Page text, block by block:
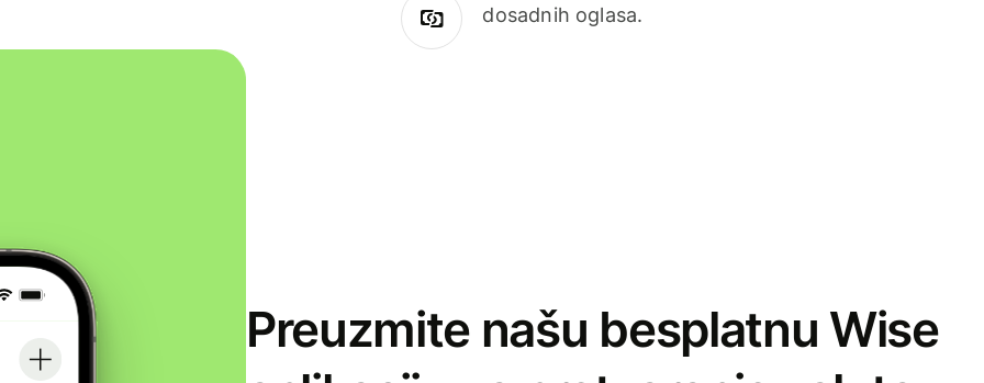
dosadnih oglasa.
Preuzmite našu besplatnu Wise